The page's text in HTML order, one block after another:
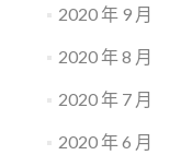
2020 年 9 月
2020 年 8 月
2020 年 7 月
2020 年 6 月